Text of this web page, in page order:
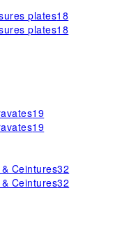
plates18
plates18
19
19
Ceintures32
Ceintures32